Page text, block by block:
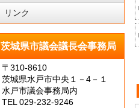
リンク
茨城県市議会議長会事務局
〒310-8610
茨城県水戸市中央１－4－１
水戸市議会事務局内
TEL 029-232-9246